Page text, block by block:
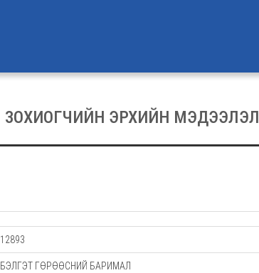
ЗОХИОГЧИЙН ЭРХИЙН МЭДЭЭЛЭЛ
12893
БЭЛГЭТ ГӨРӨӨСНИЙ БАРИМАЛ